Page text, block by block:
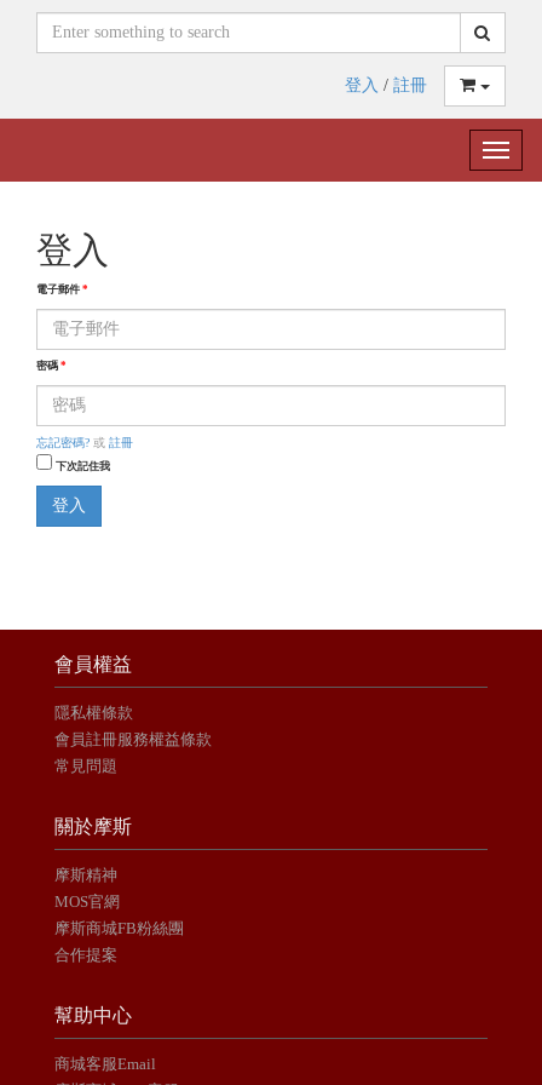
登入 / 註冊
Toggle
登入
電子郵件 *
密碼 *
忘記密碼? 或 註冊
下次記住我
登入
會員權益
隱私權條款
會員註冊服務權益條款
常見問題
關於摩斯
摩斯精神
MOS官網
摩斯商城FB粉絲團
合作提案
幫助中心
商城客服Email